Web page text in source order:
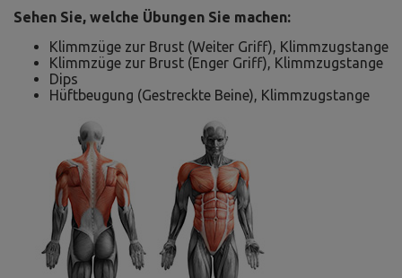
Sehen Sie, welche Übungen Sie machen:
Klimmzüge zur Brust (Weiter Griff), Klimmzugstange
Klimmzüge zur Brust (Enger Griff), Klimmzugstange
Dips
Hüftbeugung (Gestreckte Beine), Klimmzugstange